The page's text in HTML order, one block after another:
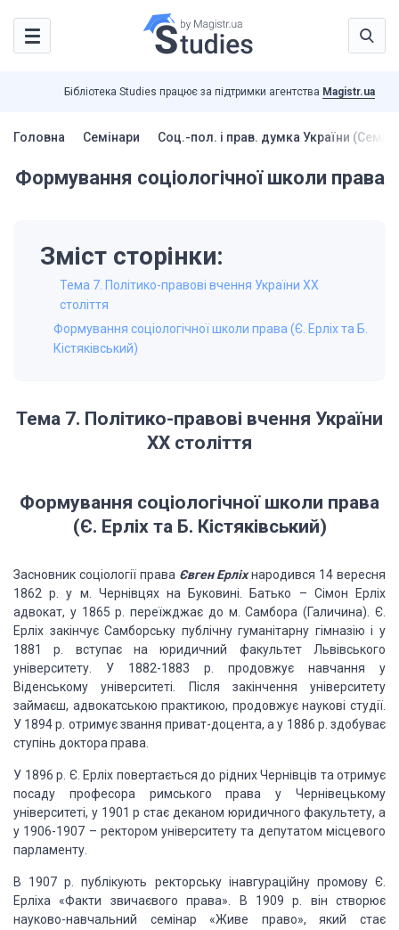
Бібліотека Studies працює за підтримки агентства Magistr.ua
Головна Семінари Соц.-пол. і прав. думка України
Формування соціологічної школи права
Зміст сторінки:
Тема 7. Політико-правові вчення України ХХ
століття
Формування соціологічної школи права (Є. Ерліх та Б.
Кістяківський)
Тема 7. Політико-правові вчення України
ХХ століття
Формування соціологічної школи права
(Є. Ерліх та Б. Кістяківський)
Засновник соціологіїправа Євген Ерліхнародився 14 вересня
1862 р. у м. Чернівцях на Буковині. Батько – Сімон Ерліх
адвокат, у1865 р. переїжджає до м. Самбора (Галичина). Є.
Ерліх закінчує Сам­борську публічну гуманітарну гімназію і у
1881 р. вступає на юридичний факультетЛьвівського
університету. У 1882-1883 р. продовжує навчання у
Віденському університеті. Після закінчення університету
займаєш, адвокатською практикою, продовжує наукові студії.
У 1894 р. отримує звання приват-доцента, а у 1886 р. здобуває
ступінь доктора права.
У 1896 р. Є. Ерліх повертається до рідних Чернівців та отримує
по­саду професора римського права у Чернівецькому
університеті, у 1901 р стає деканом юридичного факультету, а
у 1906-1907 – ректором універ­ситету та депутатом місцевого
парламенту.
В 1907 р. публікують ректорську інавгураційну промову Є.
Ерліха «Факти звичаєвого права». В 1909 р. він створює
науково-навчальний семінар «Живе право», який стає